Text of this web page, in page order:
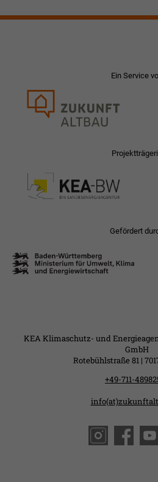
Ein Service
Gefördert
KEA Klimaschutz- und
GmbH
Rotebühlstraße 81 |
+49-711-